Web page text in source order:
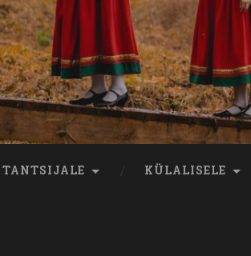
TANTSIJALE KÜLALISELE